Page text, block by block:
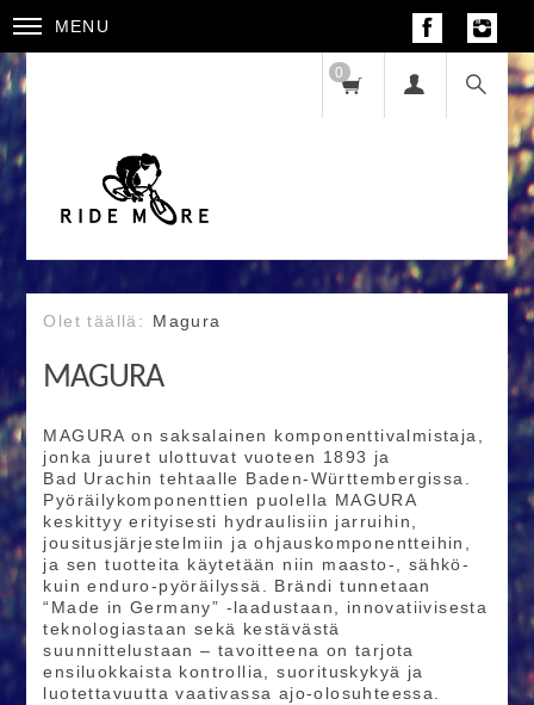
MENU
0
Magura
MAGURA
MAGURA on saksalainen komponenttivalmistaja,
jonka juuret ulottuvat vuoteen 1893 ja
Bad Urachin tehtaalle Baden‑Württembergissa.
Pyöräilykomponenttien puolella MAGURA
keskittyy erityisesti hydraulisiin jarruihin,
jousitusjärjestelmiin ja ohjauskomponentteihin,
ja sen tuotteita käytetään niin maasto‑, sähkö‑
kuin enduro‑pyöräilyssä. Brändi tunnetaan
“Made in Germany” ‑laadustaan, innovatiivisesta
teknologiastaan sekä kestävästä
suunnittelustaan – tavoitteena on tarjota
ensiluokkaista kontrollia, suorituskykyä ja
luotettavuutta vaativassa ajo‑olosuhteessa.